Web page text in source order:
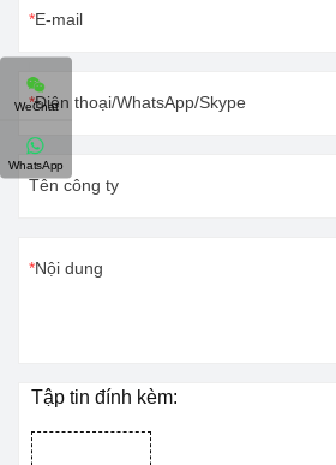
E-mail
Điện thoại/WhatsApp/Skype
Tên công ty
Nội dung
Tập tin đính kèm:
WeChat
WhatsApp